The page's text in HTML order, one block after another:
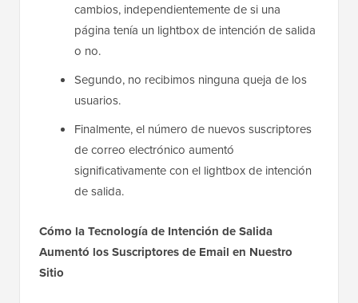
cambios, independientemente de si una
página tenía un lightbox de intención de salida
o no.
Segundo, no recibimos ninguna queja de los
usuarios.
Finalmente, el número de nuevos suscriptores
de correo electrónico aumentó
significativamente con el lightbox de intención
de salida.
Cómo la Tecnología de Intención de Salida
Aumentó los Suscriptores de Email en Nuestro
Sitio